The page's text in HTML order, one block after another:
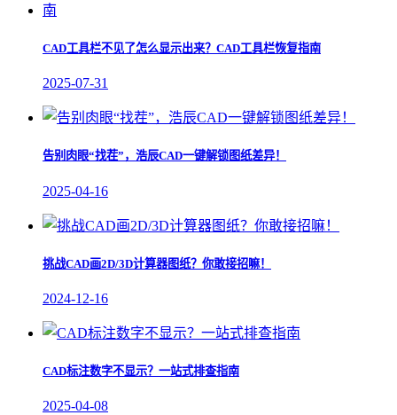
CAD工具栏不见了怎么显示出来？CAD工具栏恢复指南
2025-07-31
告别肉眼“找茬”，浩辰CAD一键解锁图纸差异！
2025-04-16
挑战CAD画2D/3D计算器图纸？你敢接招嘛！
2024-12-16
CAD标注数字不显示？一站式排查指南
2025-04-08